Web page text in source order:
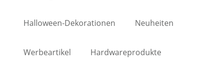
Halloween-Dekorationen Neuheiten
Werbeartikel Hardwareprodukte